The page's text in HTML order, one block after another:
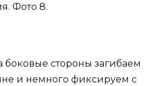
Фото 8.
боковые стороны загибаем
и немного фиксируем с